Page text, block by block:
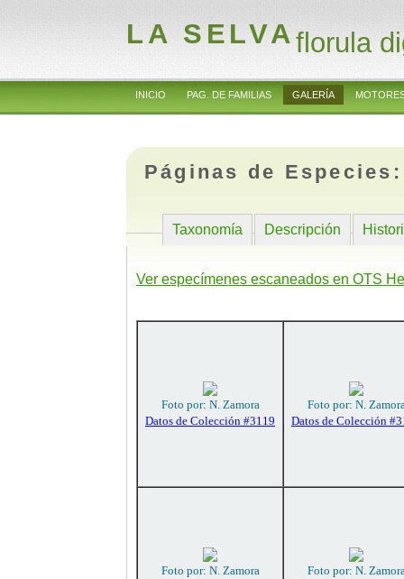
LA SELVAflorula
INICIO PAG. DE FAMILIAS GALERÍA
Páginas de
Taxonomía Descripción
Ver especímenes escaneados en OTS
Foto por: N. Zamora
Datos de Colección #3119
Foto por: N.
Datos de Colección
Foto por: N. Zamora
Foto por: N.